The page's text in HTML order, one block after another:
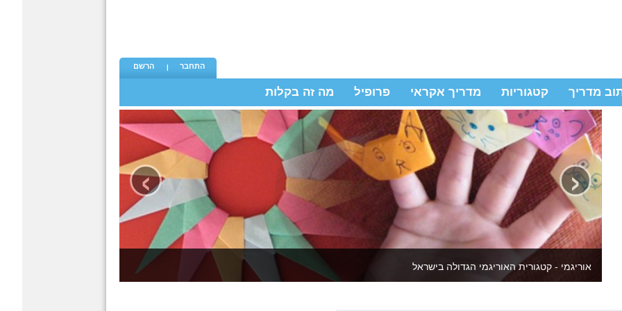
הרשם התחבר
מדריך קטגוריות מדריך אקראי פרופיל מה זה בקלות
יצירה לילדים ולמבוגרים - באתר מדריכי יצירה שידהימו אתכם מחדש כל פעם
‹
›